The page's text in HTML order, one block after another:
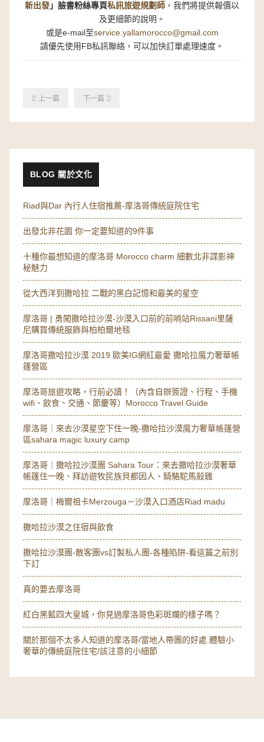
新出發」 臉書粉絲專頁私訊旅遊規劃師 ，我們將提供報價以
及更細節的說明。
或是e-mail至service.yallamorocco@gmail.com
請優先使用FB私訊聯絡，可以加快訂單處理速度。
上一篇 下一篇
BLOG 關於文化
Riad與Dar 內行人住宿推薦-摩洛哥傳統庭院住宅
出發北非花園 你一定要知道的9件事
十種你最想知道的摩洛哥 Morocco charm 細數北非諜影神
秘魅力
從大西洋到撒哈拉 二戰的黑白記憶和最美的星空
摩洛哥 | 勇闖撒哈拉沙漠-沙漠入口前的前哨站Rissani里薩
尼購買傳統服飾與柏柏爾地毯
摩洛哥撒哈拉沙漠 2019 歐美IG網紅最愛 撒哈拉魔力奢華帳
篷營區
摩洛哥旅遊攻略，行前必讀！（內含自辦簽證、行程、手機
wifi、飲食、交通、節慶等）Morocco Travel Guide
摩洛哥｜來去沙漠星空下住一晚-撒哈拉沙漠魔力奢華帳篷營
區sahara magic luxury camp
摩洛哥｜撒哈拉沙漠團 Sahara Tour：來去撒哈拉沙漠奢華
帳篷住一晚、拜訪遊牧民族貝都因人、騎駱駝馬殺雞
摩洛哥｜梅爾祖卡Merzouga－沙漠入口酒店Riad madu
撒哈拉沙漠之住宿與飲食
撒哈拉沙漠團-散客團vs訂製私人團-各種陷阱-看這篇之前別
下訂
真的要去摩洛哥
紅白黑藍四大皇城，你見過摩洛哥色彩斑斕的樣子嗎？
關於那個不太多人知道的摩洛哥/當地人帶團的好處.體驗小
奢華的傳統庭院住宅/該注意的小細節